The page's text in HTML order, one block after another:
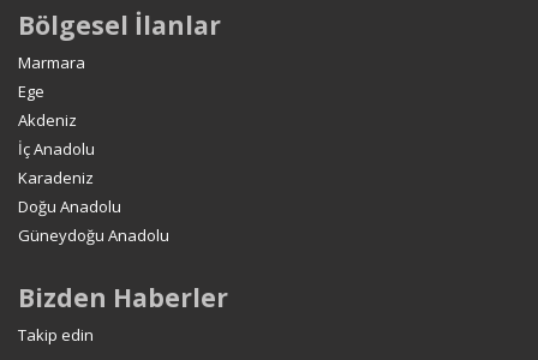
Bölgesel İlanlar
Marmara
Ege
Akdeniz
İç Anadolu
Karadeniz
Doğu Anadolu
Güneydoğu Anadolu
Bizden Haberler
Takip edin